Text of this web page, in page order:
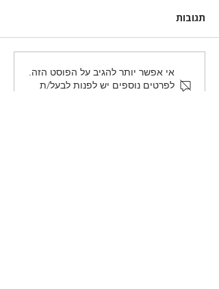
רק משפט אחד מוכנים
לומר בבית האבלים:
תגובות
אי אפשר יותר להגיב על הפוסט הזה.
לפרטים נוספים יש לפנות לבעל/ת